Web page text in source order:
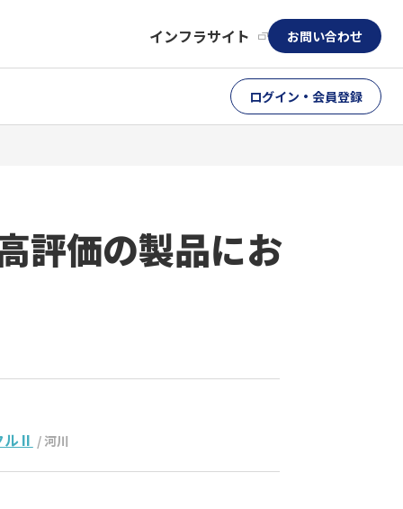
インフラサイト お問い合わせ
ログイン・会員登録
評価の製品にお
ルⅡ / 河川